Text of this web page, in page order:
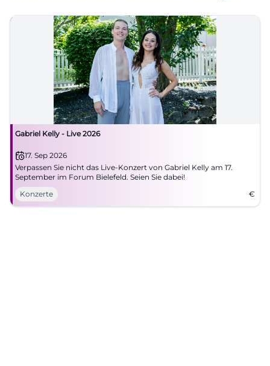
Gabriel Kelly - Live 2026
17. Sep 2026
Verpassen Sie nicht das Live-Konzert von Gabriel Kelly am 17.
September im Forum Bielefeld. Seien Sie dabei!
Konzerte
€